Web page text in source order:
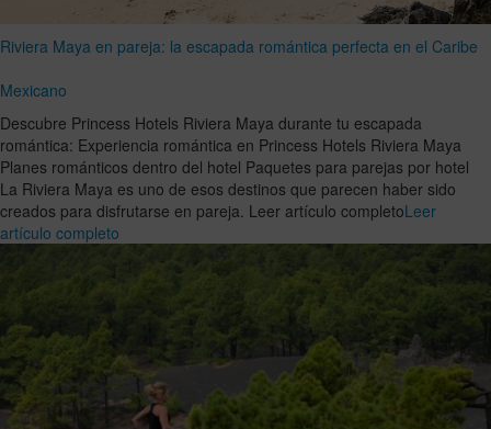
Riviera Maya en pareja: la escapada romántica perfecta en el Caribe
Mexicano
Descubre Princess Hotels Riviera Maya durante tu escapada
romántica: Experiencia romántica en Princess Hotels Riviera Maya
Planes románticos dentro del hotel Paquetes para parejas por hotel
La Riviera Maya es uno de esos destinos que parecen haber sido
creados para disfrutarse en pareja. Leer artículo completoLeer
artículo completo